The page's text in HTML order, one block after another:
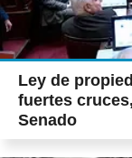
Ley de
fuertes
Senado